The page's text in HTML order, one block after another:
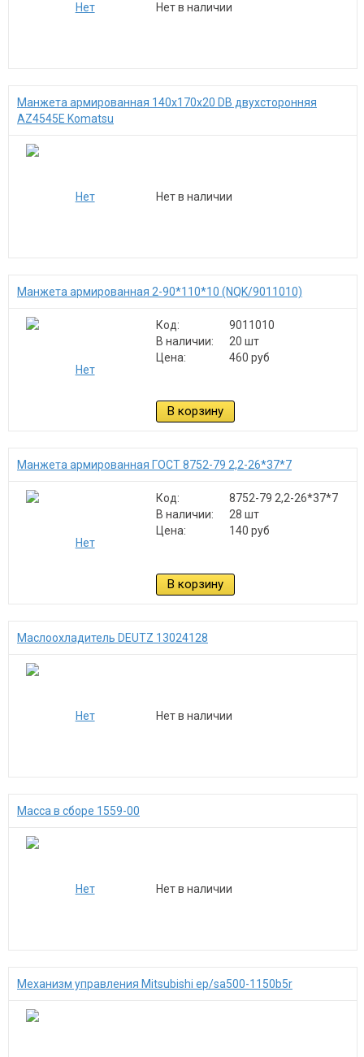
Нет в наличии
Манжета армированная 140х170х20 DB двухсторонняя
AZ4545E Komatsu
Нет в наличии
Манжета армированная 2-90*110*10 (NQK/9011010)
Код:
9011010
В наличии:
20 шт
Цена:
460 руб
В корзину
Манжета армированная ГОСТ 8752-79 2,2-26*37*7
Код:
8752-79 2,2-26*37*7
В наличии:
28 шт
Цена:
140 руб
В корзину
Маслоохладитель DEUTZ 13024128
Нет в наличии
Масса в сборе 1559-00
Нет в наличии
Механизм управления Mitsubishi ep/sa500-1150b5r